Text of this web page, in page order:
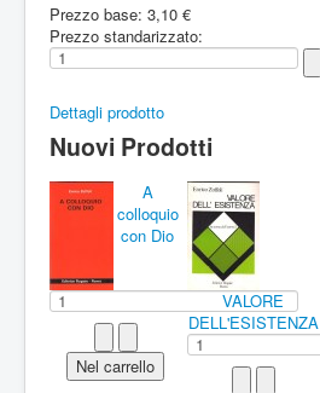
Prezzo base: 3,10 €
Prezzo standarizzato:
Dettagli prodotto
Nuovi Prodotti
A
colloquio
con Dio
VALORE
DELL'ESISTENZA